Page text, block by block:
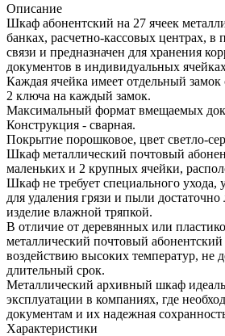
Описание
Шкаф абонентский на 27 ячеек
банках, расчетно-кассовых центрах, в
связи и предназначен для хранения
документов в индивидуальных
Каждая ячейка имеет отдельный
2 ключа на каждый замок.
Максимальный формат вмещаемых
Конструкция - сварная.
Покрытие порошковое, цвет светло-
Шкаф металлический почтовый
маленьких и 2 крупных ячейки,
Шкаф не требует специального ухода,
для удаления грязи и пыли
изделие влажной тряпкой.
В отличие от деревянных или
металлический почтовый
воздействию высоких температур, не
длительный срок.
Металлический архивный шкаф
эксплуатации в компаниях, где
документам и их надежная
Характеристики